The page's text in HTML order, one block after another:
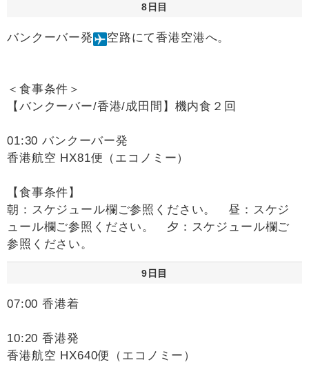
8日目
バンクーバー発 空路にて香港空港へ。
＜食事条件＞
【バンクーバー/香港/成田間】機内食２回
01:30 バンクーバー発
香港航空 HX81便（エコノミー）
【食事条件】
朝：スケジュール欄ご参照ください。 昼：スケジ
ュール欄ご参照ください。 夕：スケジュール欄ご
参照ください。
9日目
07:00 香港着
10:20 香港発
香港航空 HX640便（エコノミー）